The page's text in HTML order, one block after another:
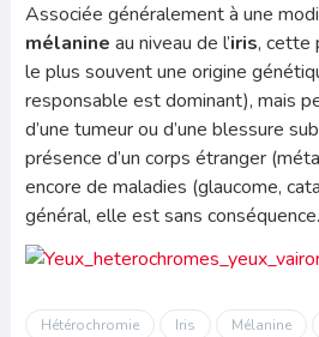
Associée généralement à une
mélanine au niveau de l’iris, cette
le plus souvent une origine
responsable est dominant), mais
d’une tumeur ou d’une blessure
présence d’un corps étranger
encore de maladies (glaucome,
général, elle est sans conséquence.
Hétérochromie Iris Mélanine